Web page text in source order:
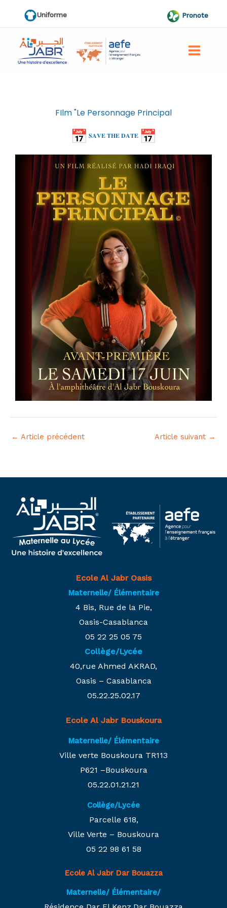
Uniforme Pronote
FIlm "Le Personnage Principal
𝐒𝐀𝐕𝐄 𝐓𝐇𝐄 𝐃𝐀𝐓𝐄
← Article précédent Article suivant →
Ecole Al Jabr Oasis
Maternelle/ Élémentaire
4 Bis, Rue de la Pie,
Oasis-Casablanca
05 22 25 05 75
Collège/Lycée
40,rue Ahmed AKRAD,
Oasis – Casablanca
05.22.25.02.17
Ecole Al Jabr Bouskoura
Maternelle/ Élémentaire
Ville verte Bouskoura TR113
P621 –Bouskoura
05.22.01.21.21
Collège/Lycée
Parcelle 618,
Ville Verte – Bouskoura
05 22 98 61 58
Ecole Al Jabr Dar Bouazza
Maternelle/ Élémentaire/